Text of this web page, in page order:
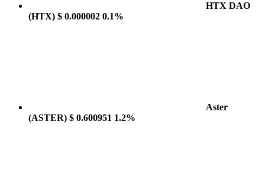
HTX DAO
(HTX) $ 0.000002 0.1%
Aster
(ASTER) $ 0.600951 1.2%